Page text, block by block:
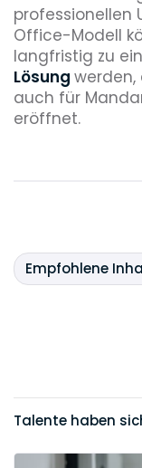
professionellen
Office-Modell
langfristig zu
Lösung werden,
auch für
eröffnet.
Empfohlene
Talente haben